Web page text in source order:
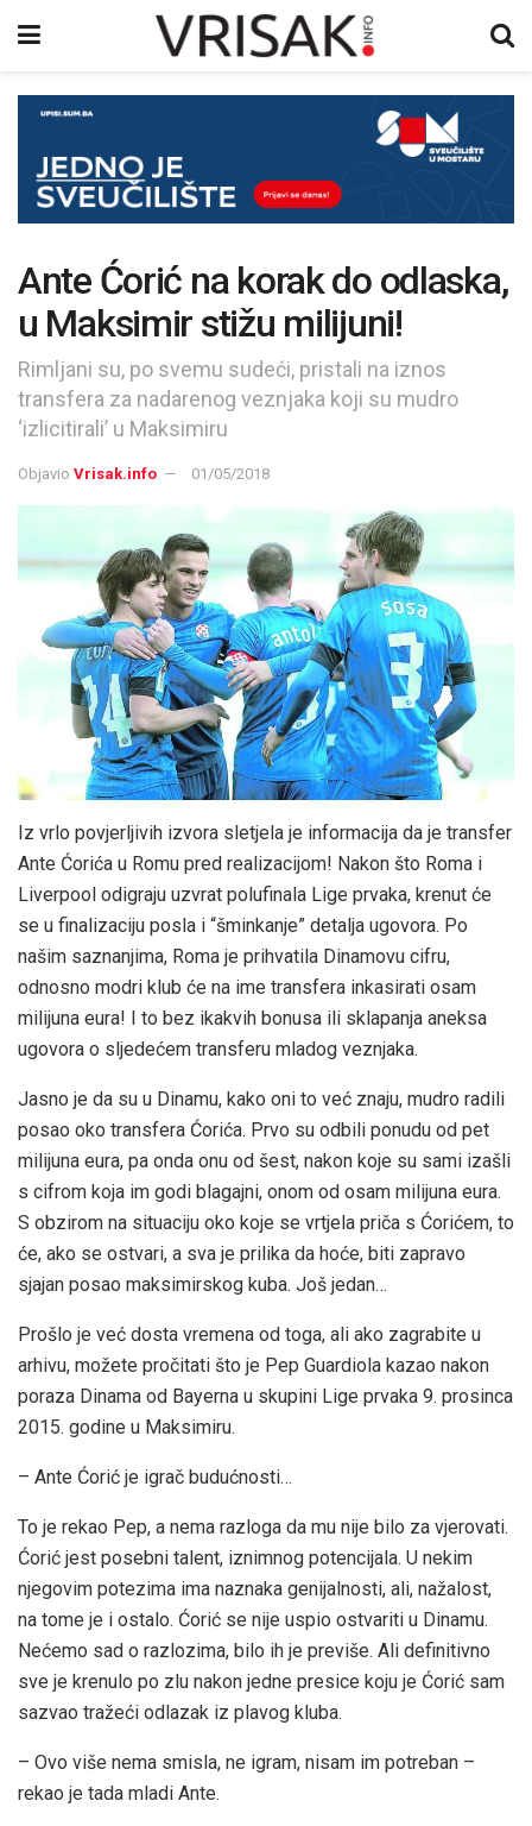
Ante Ćorić na korak do odlaska,
u Maksimir stižu milijuni!
Rimljani su, po svemu sudeći, pristali na iznos
transfera za nadarenog veznjaka koji su mudro
‘izlicitirali’ u Maksimiru
Objavio Vrisak.info 01/05/2018
Iz vrlo povjerljivih izvora sletjela je informacija da je transfer
Ante Ćorića u Romu pred realizacijom! Nakon što Roma i
Liverpool odigraju uzvrat polufinala Lige prvaka, krenut će
se u finalizaciju posla i “šminkanje” detalja ugovora. Po
našim saznanjima, Roma je prihvatila Dinamovu cifru,
odnosno modri klub će na ime transfera inkasirati osam
milijuna eura! I to bez ikakvih bonusa ili sklapanja aneksa
ugovora o sljedećem transferu mladog veznjaka.
Jasno je da su u Dinamu, kako oni to već znaju, mudro radili
posao oko transfera Ćorića. Prvo su odbili ponudu od pet
milijuna eura, pa onda onu od šest, nakon koje su sami izašli
s cifrom koja im godi blagajni, onom od osam milijuna eura.
S obzirom na situaciju oko koje se vrtjela priča s Ćorićem, to
će, ako se ostvari, a sva je prilika da hoće, biti zapravo
sjajan posao maksimirskog kuba. Još jedan…
Prošlo je već dosta vremena od toga, ali ako zagrabite u
arhivu, možete pročitati što je Pep Guardiola kazao nakon
poraza Dinama od Bayerna u skupini Lige prvaka 9. prosinca
2015. godine u Maksimiru.
– Ante Ćorić je igrač budućnosti…
To je rekao Pep, a nema razloga da mu nije bilo za vjerovati.
Ćorić jest posebni talent, iznimnog potencijala. U nekim
njegovim potezima ima naznaka genijalnosti, ali, nažalost,
na tome je i ostalo. Ćorić se nije uspio ostvariti u Dinamu.
Nećemo sad o razlozima, bilo ih je previše. Ali definitivno
sve je krenulo po zlu nakon jedne presice koju je Ćorić sam
sazvao tražeći odlazak iz plavog kluba.
– Ovo više nema smisla, ne igram, nisam im potreban –
rekao je tada mladi Ante.